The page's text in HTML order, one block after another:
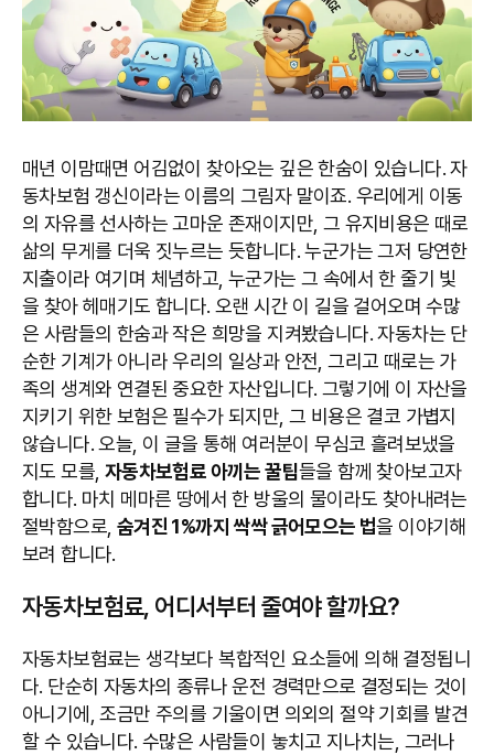
매년 이맘때면 어김없이 찾아오는 깊은 한숨이 있습니다. 자
동차보험 갱신이라는 이름의 그림자 말이죠. 우리에게 이동
의 자유를 선사하는 고마운 존재이지만, 그 유지비용은 때로
삶의 무게를 더욱 짓누르는 듯합니다. 누군가는 그저 당연한
지출이라 여기며 체념하고, 누군가는 그 속에서 한 줄기 빛
을 찾아 헤매기도 합니다. 오랜 시간 이 길을 걸어오며 수많
은 사람들의 한숨과 작은 희망을 지켜봤습니다. 자동차는 단
순한 기계가 아니라 우리의 일상과 안전, 그리고 때로는 가
족의 생계와 연결된 중요한 자산입니다. 그렇기에 이 자산을
지키기 위한 보험은 필수가 되지만, 그 비용은 결코 가볍지
않습니다. 오늘, 이 글을 통해 여러분이 무심코 흘려보냈을
지도 모를, 자동차보험료 아끼는 꿀팁들을 함께 찾아보고자
합니다. 마치 메마른 땅에서 한 방울의 물이라도 찾아내려는
절박함으로, 숨겨진 1%까지 싹싹 긁어모으는 법을 이야기해
보려 합니다.
자동차보험료, 어디서부터 줄여야 할까요?
자동차보험료는 생각보다 복합적인 요소들에 의해 결정됩니
다. 단순히 자동차의 종류나 운전 경력만으로 결정되는 것이
아니기에, 조금만 주의를 기울이면 의외의 절약 기회를 발견
할 수 있습니다. 수많은 사람들이 놓치고 지나치는, 그러나